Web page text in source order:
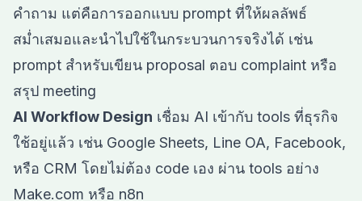
คำถาม แต่คือการออกแบบ prompt ที่ให้ผลลัพธ์
สม่ำเสมอและนำไปใช้ในกระบวนการจริงได้ เช่น
prompt สำหรับเขียน proposal ตอบ complaint หรือ
สรุป meeting
AI Workflow Design เชื่อม AI เข้ากับ tools ที่ธุรกิจ
ใช้อยู่แล้ว เช่น Google Sheets, Line OA, Facebook,
หรือ CRM โดยไม่ต้อง code เอง ผ่าน tools อย่าง
Make.com หรือ n8n